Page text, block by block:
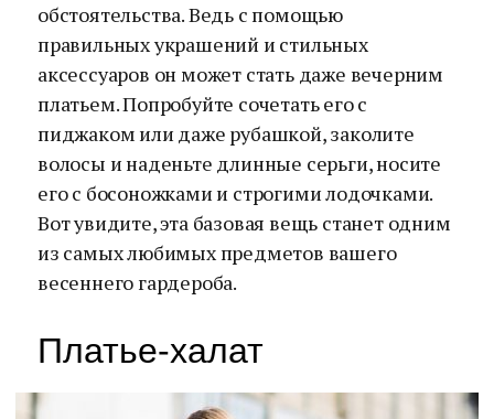
обстоятельства. Ведь с помощью
правильных украшений и стильных
аксессуаров он может стать даже вечерним
платьем. Попробуйте сочетать его с
пиджаком или даже рубашкой, заколите
волосы и наденьте длинные серьги, носите
его с босоножками и строгими лодочками.
Вот увидите, эта базовая вещь станет одним
из самых любимых предметов вашего
весеннего гардероба.
Платье-халат